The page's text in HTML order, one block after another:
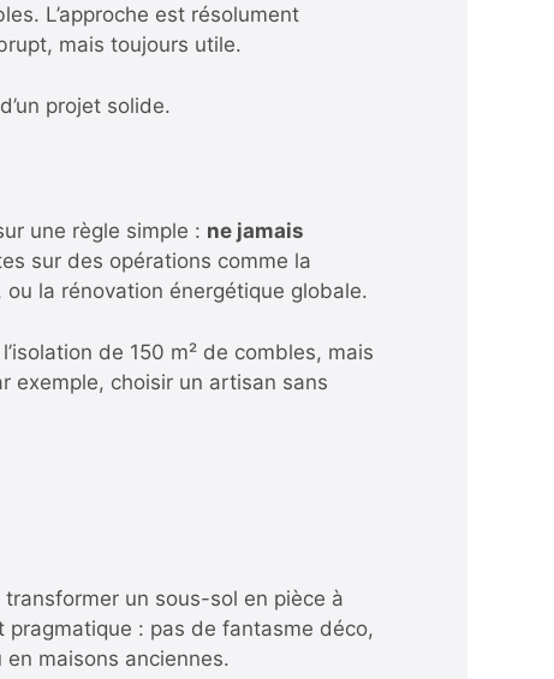
L’approche est résolument
mais toujours utile.
projet solide.
une règle simple : ne jamais
sur des opérations comme la
ou la rénovation énergétique globale.
de 150 m² de combles, mais
exemple, choisir un artisan sans
un sous-sol en pièce à
pragmatique : pas de fantasme déco,
maisons anciennes.